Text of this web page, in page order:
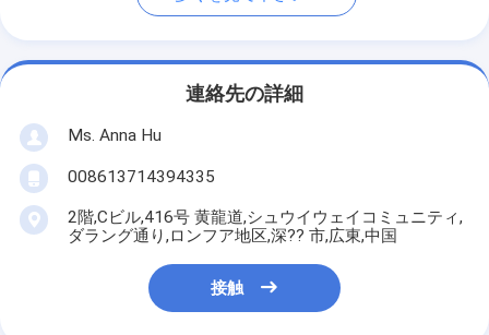
連絡先の詳細
Ms. Anna Hu
008613714394335
2階,Cビル,416号 黄龍道,シュウイウェイコミュニティ,
ダラング通り,ロンフア地区,深?? 市,広東,中国
接触